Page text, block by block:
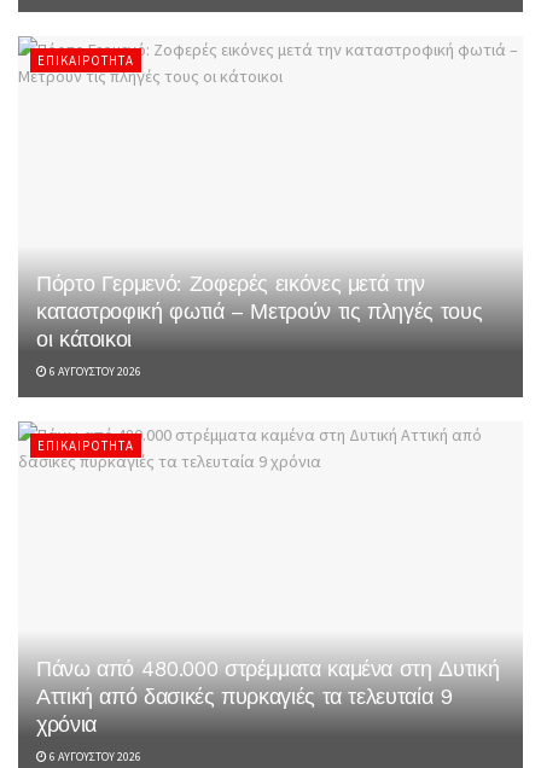
ΕΠΙΚΑΙΡΌΤΗΤΑ
Πόρτο Γερμενό: Ζοφερές εικόνες μετά την
καταστροφική φωτιά – Μετρούν τις πληγές τους
οι κάτοικοι
6 ΑΥΓΟΎΣΤΟΥ 2026
ΕΠΙΚΑΙΡΌΤΗΤΑ
Πάνω από 480.000 στρέμματα καμένα στη Δυτική
Αττική από δασικές πυρκαγιές τα τελευταία 9
χρόνια
6 ΑΥΓΟΎΣΤΟΥ 2026